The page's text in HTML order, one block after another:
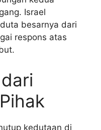
Israel
besarnya dari
respons atas
kedutaan di